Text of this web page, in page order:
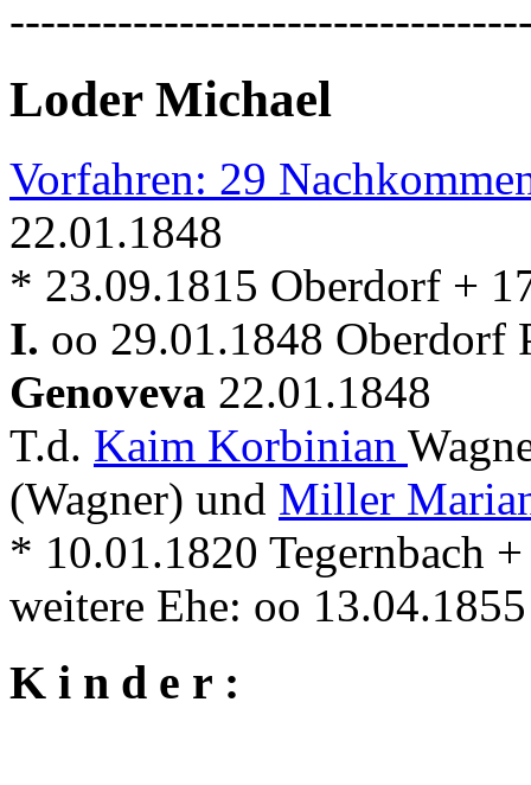
Loder Michael
Vorfahren: 29
22.01.1848
* 23.09.1815 Oberdorf +
I. oo 29.01.1848 Oberdorf
Genoveva 22.01.1848
T.d. Kaim Korbinian
(Wagner) und Miller
* 10.01.1820 Tegernbach
weitere Ehe: oo
K i n d e r :